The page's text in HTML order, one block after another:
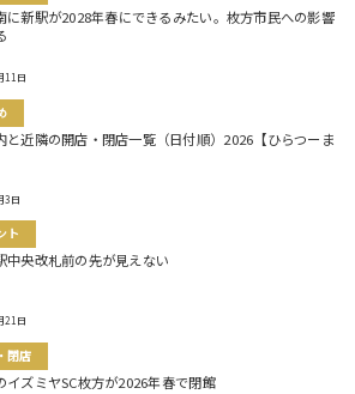
に新駅が2028年春にできるみたい。枚方市民への影響
11日
と近隣の開店・閉店一覧（日付順）2026【ひらつーま
3日
ト
中央改札前の先が見えない
21日
閉店
イズミヤSC枚方が2026年春で閉館